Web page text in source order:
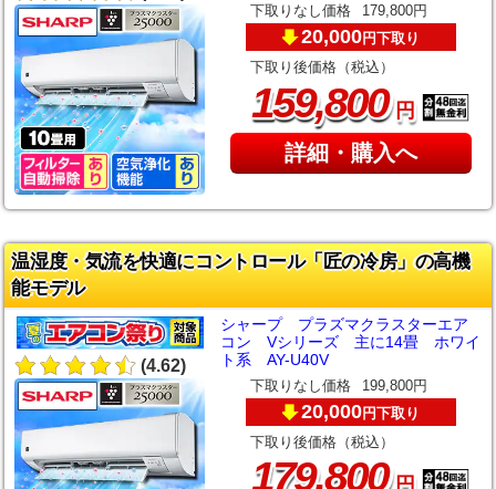
下取りなし価格 179,800円
20,000円下取り
下取り後価格（税込）
159,800円
詳細・購入へ
温湿度・気流を快適にコントロール「匠の冷房」の高機
能モデル
(4.62)
シャープ プラズマクラスターエア
コン Vシリーズ 主に14畳 ホワイ
ト系 AY-U40V
下取りなし価格 199,800円
20,000円下取り
下取り後価格（税込）
179,800